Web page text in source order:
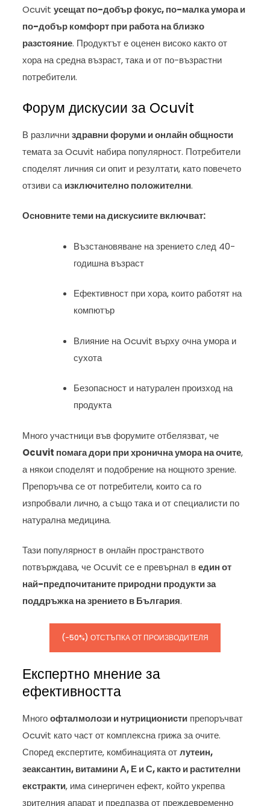
Ocuvitусещат по-добър фокус, по-малка умора и
по-добър комфорт при работа на близко
разстояние. Продуктът е оценен високо както от
хора на средна възраст, така и от по-възрастни
потребители.
Форум дискусии за Ocuvit
В различниздравни форуми и онлайн общности
темата за Ocuvit набира популярност. Потребители
споделят личния си опит и резултати, като повечето
отзиви саизключително положителни.
Основните теми на дискусиите включват:
Възстановяване на зрението след 40-
годишна възраст
Ефективност при хора, които работят на
компютър
Влияние на Ocuvit върху очна умора и
сухота
Безопасност и натурален произход на
продукта
Много участници във форумите отбелязват, че
Ocuvit помага дори при хронична умора на очите,
а някои споделят и подобрение на нощното зрение.
Препоръчва се от потребители, които са го
изпробвали лично, а също така и от специалисти по
натурална медицина.
Тази популярност в онлайн пространството
потвърждава, че Ocuvit се е превърнал ведин от
най-предпочитаните природни продукти за
поддръжка на зрението в България.
(-50%) ОТСТЪПКА ОТ ПРОИЗВОДИТЕЛЯ
Експертно мнение за
ефективността
Многоофталмолози и нутриционисти препоръчват
Ocuvit като част от комплексна грижа за очите.
Според експертите, комбинацията отлутеин,
зеаксантин, витамини А, Е и С, както и растителни
екстракти, има синергичен ефект, който укрепва
зрителния апарат и предпазва от преждевременно